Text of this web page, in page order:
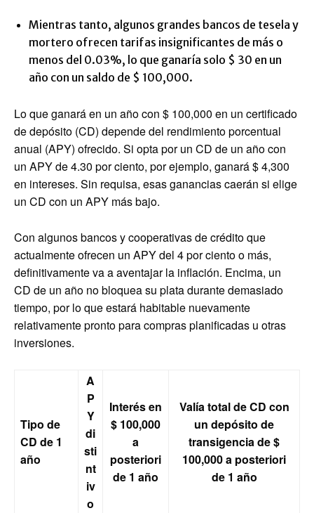
Mientras tanto, algunos grandes bancos de tesela y
mortero ofrecen tarifas insignificantes de más o
menos del 0.03%, lo que ganaría solo $ 30 en un
año con un saldo de $ 100,000.
Lo que ganará en un año con $ 100,000 en un certificado
de depósito (CD) depende del rendimiento porcentual
anual (APY) ofrecido. Si opta por un CD de un año con
un APY de 4.30 por ciento, por ejemplo, ganará $ 4,300
en intereses. Sin requisa, esas ganancias caerán si elige
un CD con un APY más bajo.
Con algunos bancos y cooperativas de crédito que
actualmente ofrecen un APY del 4 por ciento o más,
definitivamente va a aventajar la inflación. Encima, un
CD de un año no bloquea su plata durante demasiado
tiempo, por lo que estará habitable nuevamente
relativamente pronto para compras planificadas u otras
inversiones.
Tipo de
CD de 1
año
A
P
Y
di
sti
nt
iv
o
Interés en
$ 100,000
a
posteriori
de 1 año
Valía total de CD con
un depósito de
transigencia de $
100,000 a posteriori
de 1 año